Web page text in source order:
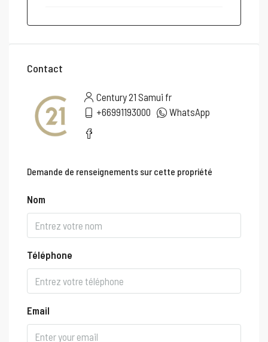
Contact
Century 21 Samui fr
+66991193000
WhatsApp
Demande de renseignements sur cette propriété
Nom
Téléphone
Email